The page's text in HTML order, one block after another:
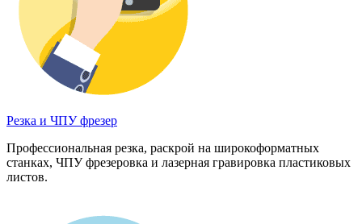
Резка и ЧПУ фрезер
Профессиональная резка, раскрой на широкоформатных
станках, ЧПУ фрезеровка и лазерная гравировка пластиковых
листов.